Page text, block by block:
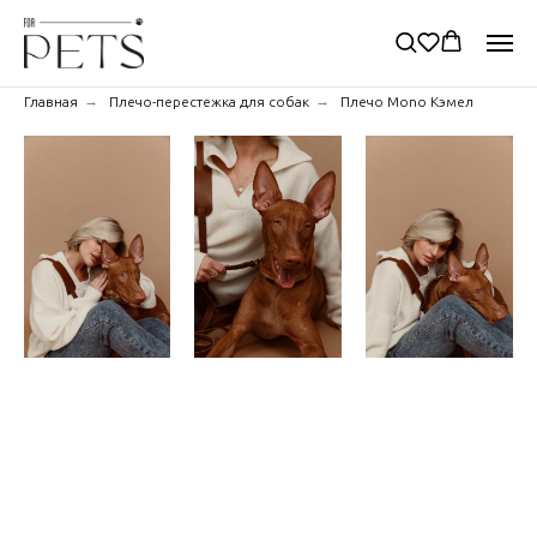
Главная → Плечо-перестежка для собак → Плечо Mono Кэмел